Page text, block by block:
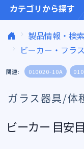
カテゴリから探す
製品情報・検索
ビーカー・フラ
関連: 010020-10A
ガラス器具/体
ビーカー 目安